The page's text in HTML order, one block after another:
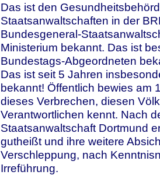
Das ist den
Staatsanwaltschaften in der
Bundesgeneral-
Ministerium bekannt. Das ist
Bundestags-Abgeordneten
Das ist seit 5 Jahren
bekannt! Öffentlich bewies am
dieses Verbrechen, diesen
Verantwortlichen kennt. Nach
Staatsanwaltschaft Dortmund
gutheißt und ihre weitere
Verschleppung, nach
Irreführung.